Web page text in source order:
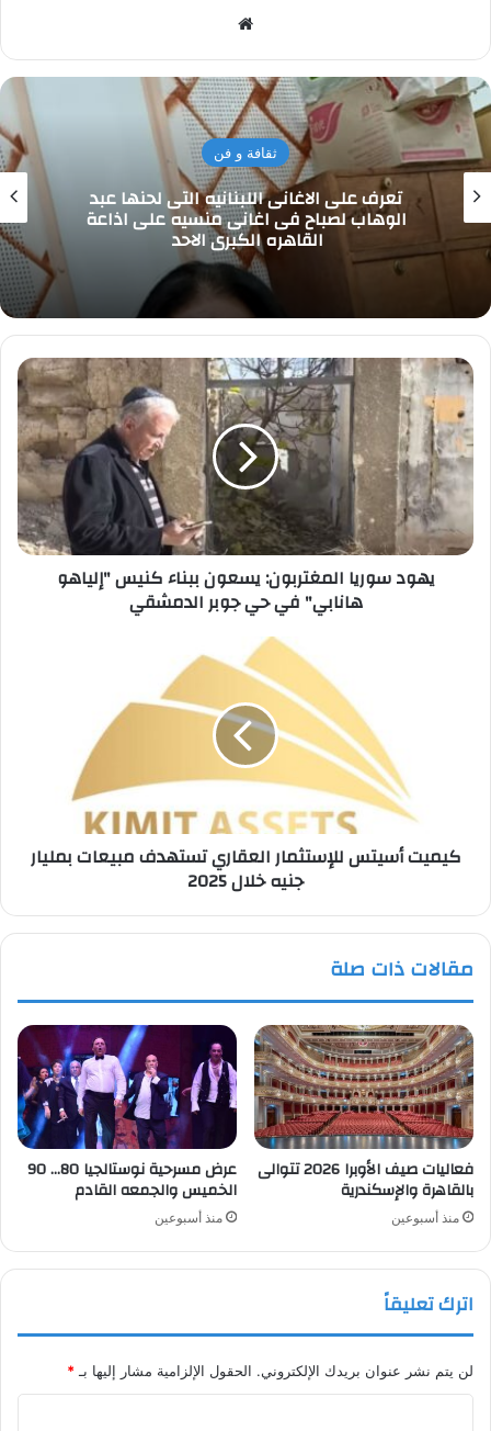
ثقافة و فن
تعرف على الاغانى اللبنانيه التى لحنها عبد
الوهاب لصباح فى اغانى منسيه على اذاعة
القاهره الكبرى الاحد
يهود
سوريا
المغتربون:
يسعون
ببناء
كنيس
"إلياهو
هانابي"
في
يهود سوريا المغتربون: يسعون ببناء كنيس "إلياهو
هانابي" في حي جوبر الدمشقي
2025
كيميت أسيتس للإستثمار العقاري تستهدف مبيعات بمليار
جنيه خلال 2025
مقالات ذات صلة
فعاليات صيف الأوبرا 2026 تتوالى
بالقاهرة والإسكندرية
منذ أسبوعين
عرض مسرحية نوستالجيا 80… 90
الخميس والجمعه القادم
منذ أسبوعين
اترك تعليقاً
لن يتم نشر عنوان بريدك الإلكتروني. الحقول الإلزامية مشار إليها بـ *